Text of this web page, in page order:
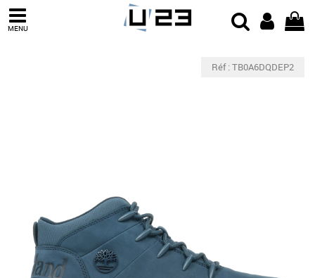
MENU
Réf : TB0A6DQDEP2